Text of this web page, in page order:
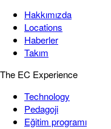
Hakkımızda
Locations
Haberler
Takım
The EC Experience
Technology
Pedagoji
Eğitim programı